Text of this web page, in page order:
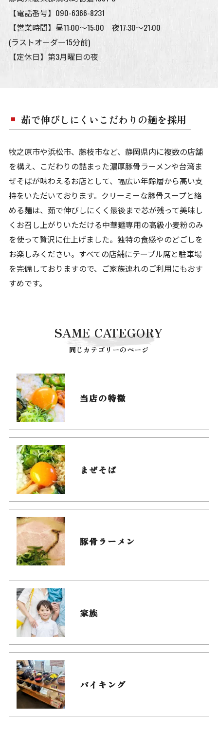
【電話番号】 090-6366-8231
【営業時間】昼11:00～15:00 夜17:30～21:00
(ラストオーダー15分前)
【定休日】第3月曜日の夜
茹で伸びしにくいこだわりの麺を採用
牧之原市や浜松市、藤枝市など、静岡県内に複数の店舗
を構え、こだわりの詰まった濃厚豚骨ラーメンや台湾ま
ぜそばが味わえるお店として、幅広い年齢層から高い支
持をいただいております。クリーミーな豚骨スープと絡
める麺は、茹で伸びしにくく最後まで芯が残って美味し
くお召し上がりいただける中華麺専用の高級小麦粉のみ
を使って贅沢に仕上げました。独特の食感やのどごしを
お楽しみください。すべての店舗にテーブル席と駐車場
を完備しておりますので、ご家族連れのご利用にもおす
すめです。
同じカテゴリーのページ
SAME CATEGORY
当店の特徴
まぜそば
豚骨ラーメン
家族
バイキング